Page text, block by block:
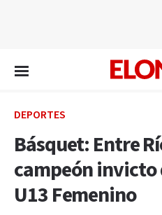
DEPORTES
Básquet: Entre
campeón
U13 Femenino